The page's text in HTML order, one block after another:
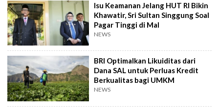
Isu Keamanan Jelang HUT RI Bikin
Khawatir, Sri Sultan Singgung Soal
Pagar Tinggi di Mal
NEWS
BRI Optimalkan Likuiditas dari
Dana SAL untuk Perluas Kredit
Berkualitas bagi UMKM
NEWS